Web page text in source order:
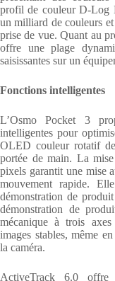
profil de couleur D-Log
un milliard de couleurs et
prise de vue. Quant au
offre une plage
saisissantes sur un
Fonctions intelligentes
L’Osmo Pocket 3
intelligentes pour
OLED couleur rotatif
portée de main. La
pixels garantit une mise
mouvement rapide.
démonstration de
démonstration de
mécanique à trois
images stables, même
la caméra.
ActiveTrack 6.0